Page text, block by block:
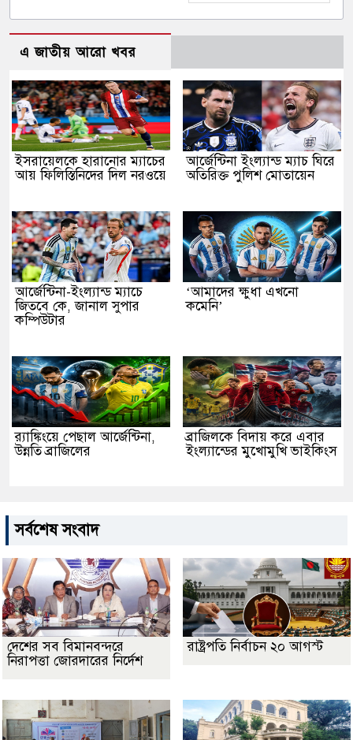
এ জাতীয় আরো খবর
ইসরায়েলকে হারানোর ম্যাচের
আয় ফিলিস্তিনিদের দিল নরওয়ে
আর্জেন্টিনা ইংল্যান্ড ম্যাচ ঘিরে
অতিরিক্ত পুলিশ মোতায়েন
আর্জেন্টিনা-ইংল্যান্ড ম্যাচে
জিতবে কে, জানাল সুপার
কম্পিউটার
‘আমাদের ক্ষুধা এখনো
কমেনি’
র‌্যাঙ্কিংয়ে পেছাল আর্জেন্টিনা,
উন্নতি ব্রাজিলের
ব্রাজিলকে বিদায় করে এবার
ইংল্যান্ডের মুখোমুখি ভাইকিংস
সর্বশেষ সংবাদ
দেশের সব বিমানবন্দরে
নিরাপত্তা জোরদারের নির্দেশ
রাষ্ট্রপতি নির্বাচন ২০ আগস্ট